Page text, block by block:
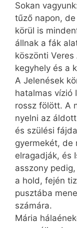
Sokan
tűző napon,
körül is
állnak a fák
köszönti
kegyhely és a
A Jelenések
hatalmas vízió
rossz fölött. A
nyelni az
és szülési
gyermekét, de
elragadják, és
asszony
a hold, fején
pusztába
számára.
Mária